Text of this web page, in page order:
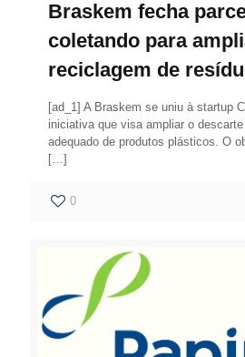
Braskem fecha
coletando para
reciclagem de
[ad_1] A Braskem se uniu à startup
iniciativa que visa ampliar o
adequado de produtos plásticos. O
[…]
0